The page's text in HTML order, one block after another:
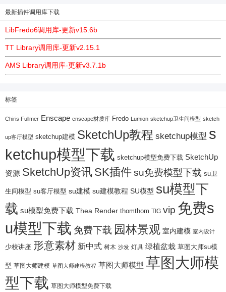
最新插件调用库下载
LibFredo6调用库-更新v15.6b
TT Library调用库-更新v2.15.1
AMS Library调用库-更新v3.7.1b
标签
Chiris Fullmer Enscape enscape材质库 Fredo Lumion sketchup卫生间模型 sketch
up客厅模型 sketchup建模 SketchUp教程 sketchup模型 s
ketchup模型下载 sketchup模型免费下载 SketchUp
资源 SketchUp资讯 SK插件su免费模型下载 su卫
生间模型 su客厅模型 su建模 su建模教程 SU模型 su模型下
载 su模型免费下载 Thea Render thomthom TIG vip 免费s
u模型下载 免费下载 园林景观 室内建模 室内设计
少校讲座 形意素材 新中式 树木 沙发 灯具 绿植盆栽 草图大师su模
型 草图大师建模 草图大师建模教程 草图大师模型 草图大师模
型下载 草图大师模型免费下载